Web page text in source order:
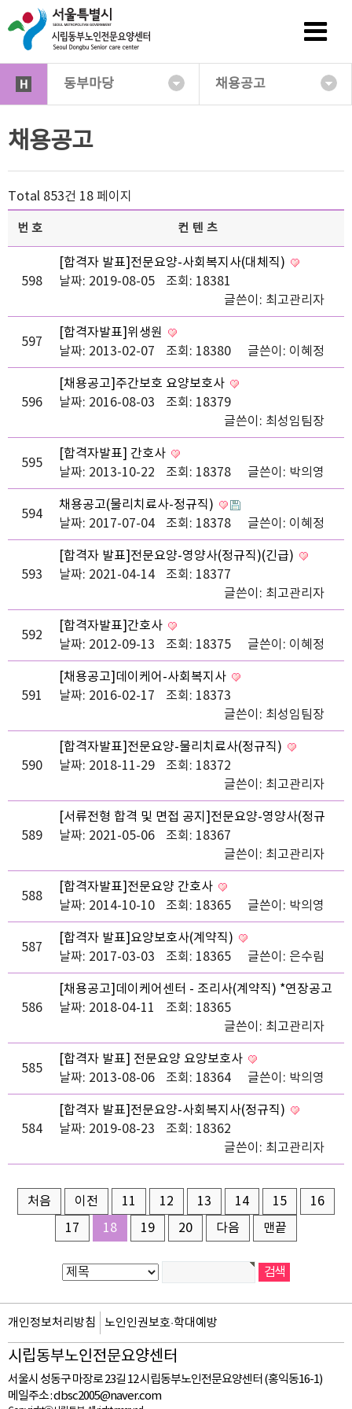
동부마당 채용공고
채용공고
Total 853건 18 페이지
번호 컨텐츠
598
[합격자 발표]전문요양-사회복지사(대체직)
날짜: 2019-08-05
조회: 18381
글쓴이: 최고관리자
597
[합격자발표]위생원
날짜: 2013-02-07
조회: 18380 글쓴이: 이혜정
596
[채용공고]주간보호 요양보호사
날짜: 2016-08-03
조회: 18379
글쓴이: 최성임팀장
595
[합격자발표] 간호사
날짜: 2013-10-22
조회: 18378 글쓴이: 박의영
594
채용공고(물리치료사-정규직)
날짜: 2017-07-04
조회: 18378 글쓴이: 이혜정
593
[합격자 발표]전문요양-영양사(정규직)(긴급)
날짜: 2021-04-14
조회: 18377
글쓴이: 최고관리자
592
[합격자발표]간호사
날짜: 2012-09-13
조회: 18375 글쓴이: 이혜정
591
[채용공고]데이케어-사회복지사
날짜: 2016-02-17
조회: 18373
글쓴이: 최성임팀장
590
[합격자발표]전문요양-물리치료사(정규직)
날짜: 2018-11-29
조회: 18372
글쓴이: 최고관리자
589
[서류전형 합격 및 면접 공지]전문요양-영양사(정규
직)(긴급)
날짜: 2021-05-06
조회: 18367
글쓴이: 최고관리자
588
[합격자발표]전문요양 간호사
날짜: 2014-10-10
조회: 18365 글쓴이: 박의영
587
[합격자 발표]요양보호사(계약직)
날짜: 2017-03-03
조회: 18365 글쓴이: 은수림
586
[채용공고]데이케어센터 - 조리사(계약직) *연장공고
날짜: 2018-04-11
조회: 18365
글쓴이: 최고관리자
585
[합격자 발표] 전문요양 요양보호사
날짜: 2013-08-06
조회: 18364 글쓴이: 박의영
584
[합격자 발표]전문요양-사회복지사(정규직)
날짜: 2019-08-23
조회: 18362
글쓴이: 최고관리자
처음 이전 11 12 13 14 15
16
17
18 19 20 다음 맨끝
개인정보처리방침 노인인권보호·학대예방
시립동부노인전문요양센터
서울시 성동구 마장로 23길 12 시립동부노인전문요양센터 (홍익동16-1)
메일주소 :dbsc2005@naver.com